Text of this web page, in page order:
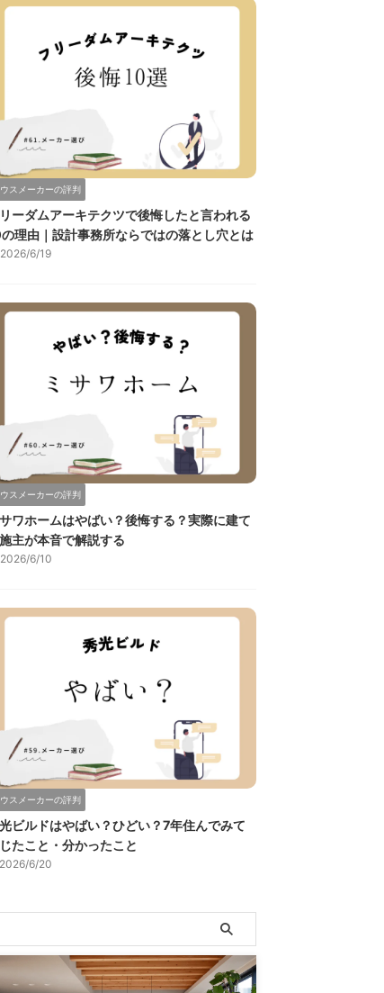
スメーカーの評判
ーダムアーキテクツで後悔したと言われる
理由｜設計事務所ならではの落とし穴とは
2026/6/19
スメーカーの評判
ワホームはやばい？後悔する？実際に建て
主が本音で解説する
2026/6/10
スメーカーの評判
ビルドはやばい？ひどい？7年住んでみて
たこと・分かったこと
2026/6/20